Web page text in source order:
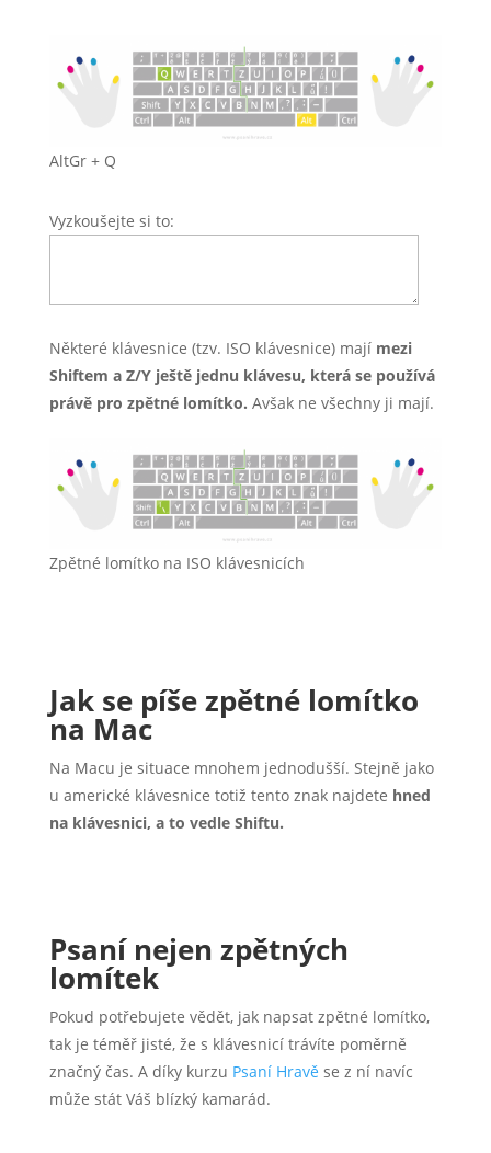
AltGr + Q
Vyzkoušejte si to:
Některé klávesnice (tzv. ISO klávesnice) majímezi
Shiftem a Z/Y ještě jednu klávesu, která se používá
právě pro zpětné lomítko. Avšak ne všechny ji mají.
Zpětné lomítko na ISO klávesnicích
Jak se píše zpětné lomítko
na Mac
Na Macu je situace mnohem jednodušší. Stejně jako
u americké klávesnice totiž tento znak najdete hned
na klávesnici, a to vedle Shiftu.
Psaní nejen zpětných
lomítek
Pokud potřebujete vědět, jak napsat zpětné lomítko,
tak je téměř jisté, že s klávesnicí trávíte poměrně
značný čas. A díky kurzu Psaní Hravě se z ní navíc
může stát Váš blízký kamarád.